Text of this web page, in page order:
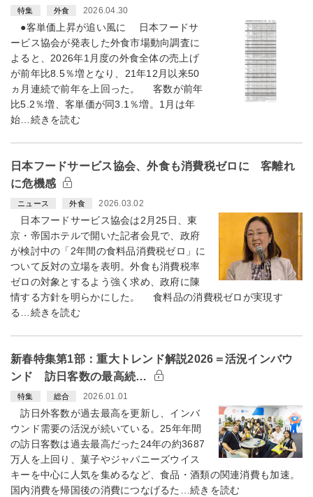
特集 外食 2026.04.30
●客単価上昇が追い風に 日本フードサ
ービス協会が発表した外食市場動向調査に
よると、2026年1月度の外食全体の売上げ
が前年比8.5％増となり、21年12月以来50
ヵ月連続で前年を上回った。 客数が前年
比5.2％増、客単価が同3.1％増。1月は年
始…続きを読む
日本フードサービス協会、外食も消費税ゼロに 客離れ
に危機感
ニュース 外食 2026.03.02
日本フードサービス協会は2月25日、東
京・帝国ホテルで開いた記者会見で、政府
が検討中の「2年間の食料品消費税ゼロ」に
ついて反対の立場を表明。外食も消費税率
ゼロの対象とするよう強く求め、政府に陳
情する方針を明らかにした。 食料品の消費税ゼロが実現す
る…続きを読む
新春特集第1部：重大トレンド解説2026＝活況インバウ
ンド 訪日客数の最高続…
特集 総合 2026.01.01
訪日外客数が過去最高を更新し、インバ
ウンド需要の活況が続いている。25年年間
の訪日客数は過去最高だった24年の約3687
万人を上回り、菓子やジャパニーズウイス
キーを中心に人気を集めるなど、食品・酒類の関連消費も加速。
国内消費を帰国後の消費につなげるた…続きを読む